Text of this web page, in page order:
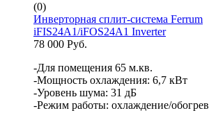
(0)
Инверторная сплит-система Ferrum
iFIS24A1/iFOS24A1 Inverter
78 000 Руб.
-Для помещения 65 м.кв.
-Мощность охлаждения: 6,7 кВт
-Уровень шума: 31 дБ
-Режим работы: охлаждение/обогрев